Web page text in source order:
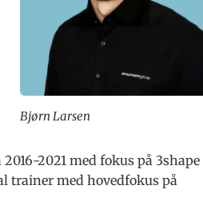
Bjørn Larsen
2021 med fokus på 3shape
trainer med hovedfokus på